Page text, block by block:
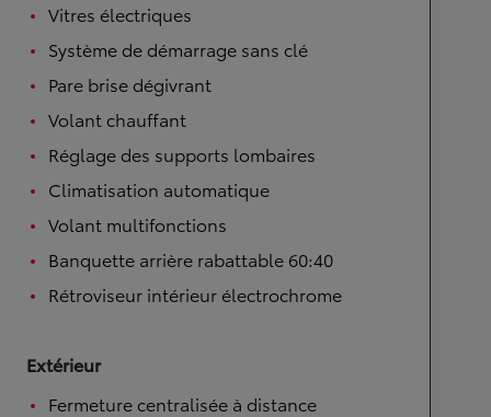
Vitres électriques
Système de démarrage sans clé
Pare brise dégivrant
Volant chauffant
Réglage des supports lombaires
Climatisation automatique
Volant multifonctions
Banquette arrière rabattable 60:40
Rétroviseur intérieur électrochrome
Extérieur
Fermeture centralisée à distance